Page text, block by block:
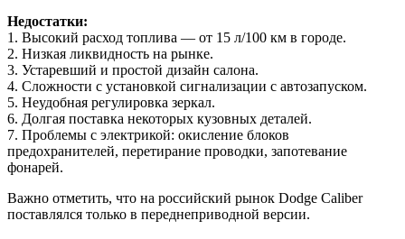
Недостатки:
1. Высокий расход топлива — от 15 л/100 км в городе.
2. Низкая ликвидность на рынке.
3. Устаревший и простой дизайн салона.
4. Сложности с установкой сигнализации с автозапуском.
5. Неудобная регулировка зеркал.
6. Долгая поставка некоторых кузовных деталей.
7. Проблемы с электрикой: окисление блоков
предохранителей, перетирание проводки, запотевание
фонарей.
Важно отметить, что на российский рынок Dodge Caliber
поставлялся только в переднеприводной версии.